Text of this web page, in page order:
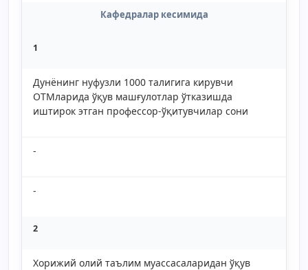
Кафедралар кесимида
1
Дунёнинг нуфузли 1000 талигига кирувчи
ОТМларида ўқув машғулотлар ўтказишда
иштирок этган профессор-ўқитувчилар сони
-
-
2
Хорижий олий таълим муассасаларидан ўқув